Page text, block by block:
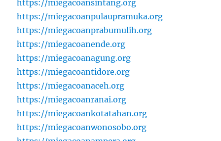
https://miegacoansintang.org
https://miegacoanpulaupramuka.org
https://miegacoanprabumulih.org
https://miegacoanende.org
https://miegacoanagung.org
https://miegacoantidore.org
https://miegacoanaceh.org
https://miegacoanranai.org
https://miegacoankotatahan.org
https://miegacoanwonosobo.org